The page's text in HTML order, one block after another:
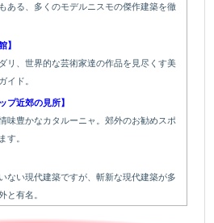
ある、多くのモデルニスモの傑作建築を徹
】
リ、世界的な芸術家達の作品を見尽くす美
イド。
プ近郊の見所】
味豊かなカタルーニャ。郊外のお勧めスポ
す。
ない現代建築ですが、斬新な現代建築が多
と有名。